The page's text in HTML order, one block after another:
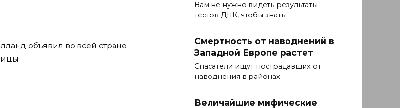
объявил во всей стране
Вам не нужно видеть результаты
тестов ДНК, чтобы знать
Смертность от наводнений в
Западной Европе растет
Спасатели ищут пострадавших от
наводнения в районах
Величайшие мифические